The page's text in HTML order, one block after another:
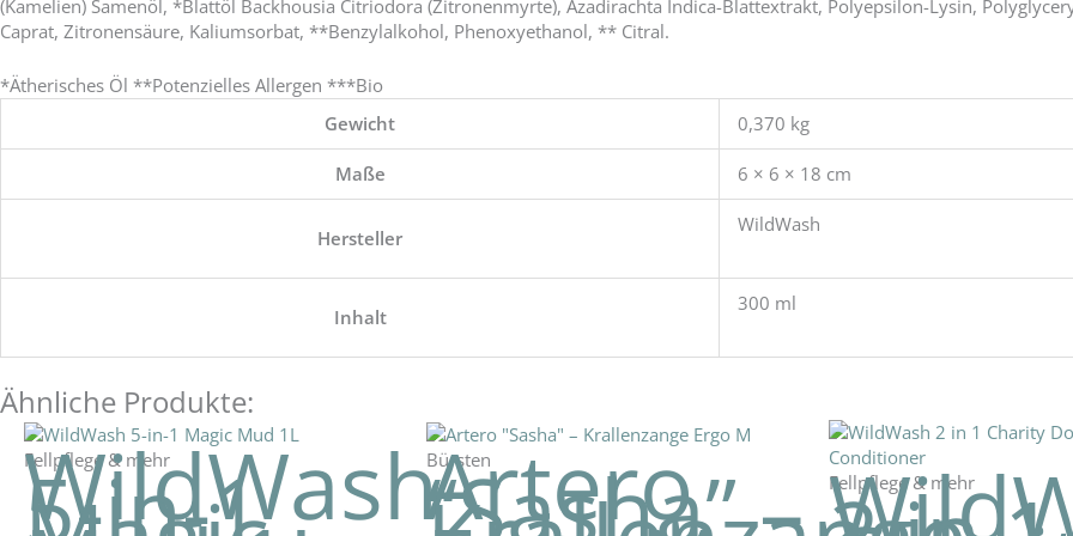
(Kamelien) Samenöl, *Blattöl Backhousia Citriodora (Zitronenmyrte), Azadirachta Indica-Blattextrakt, Polyepsilon-Lysin,
Caprat, Zitronensäure, Kaliumsorbat, **Benzylalkohol, Phenoxyethanol, ** Citral.
*Ätherisches Öl **Potenzielles Allergen ***Bio
Gewicht
0,370 kg
Maße 6 × 6 × 18 cm
Hersteller
WildWash
Inhalt
300 ml
Ähnliche Produkte:
Fellpflege & mehr
WildWash
5-in-1 Bürsten
Artero
“Sasha” – Fellpflege & mehr